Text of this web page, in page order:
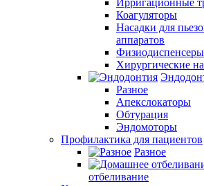
Ирригационные
Коагуляторы
Насадки для
аппаратов
Физиодиспенсеры
Хирургические
Разное
Апекслокаторы
Обтурация
Эндомоторы
Профилактика для пациентов
Разное
отбеливание